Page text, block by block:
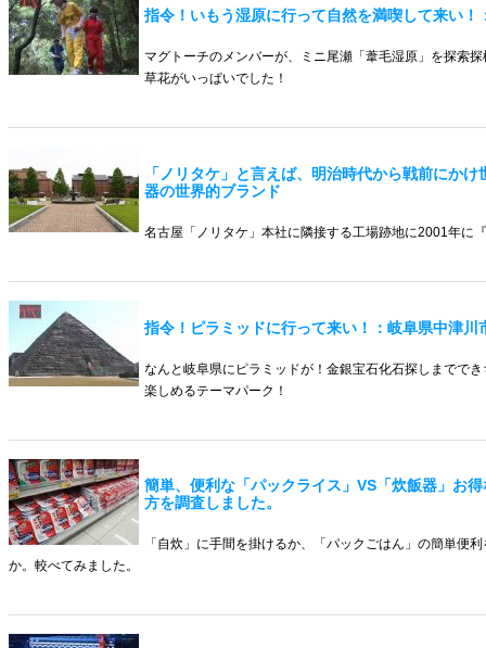
指令！いもう湿原に行って自然を満喫して来い！
マグトーチのメンバーが、ミニ尾瀬「葦毛湿原」を探索
草花がいっぱいでした！
「ノリタケ」と言えば、明治時代から戦前にか
器の世界的ブランド
名古屋「ノリタケ」本社に隣接する工場跡地に2001年に
指令！ピラミッドに行って来い！：岐阜県中津川
なんと岐阜県にピラミッドが！金銀宝石化石探しまでで
楽しめるテーマパーク！
簡単、便利な「パックライス」VS「炊飯器」お
方を調査しました。
「自炊」に手間を掛けるか、「パックごはん」の簡単便
か。較べてみました。